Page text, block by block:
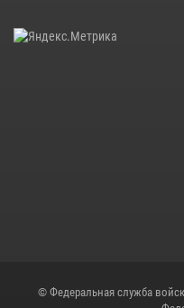
© Федеральная служба